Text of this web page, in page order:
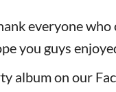
everyone
you guys
album on our